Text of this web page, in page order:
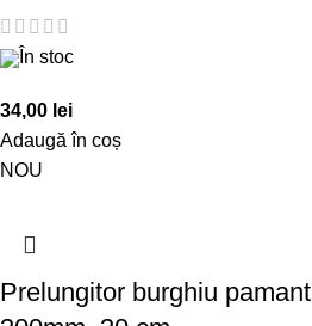
În stoc
34,00 lei
Adaugă în coș
NOU
Prelungitor burghiu